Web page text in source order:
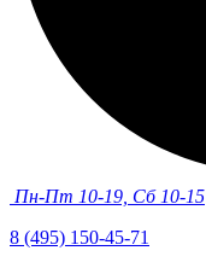
Пн-Пт 10-19, Сб 10-15
8 (495) 150-45-71